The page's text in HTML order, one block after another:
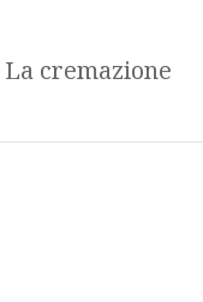
La cremazione